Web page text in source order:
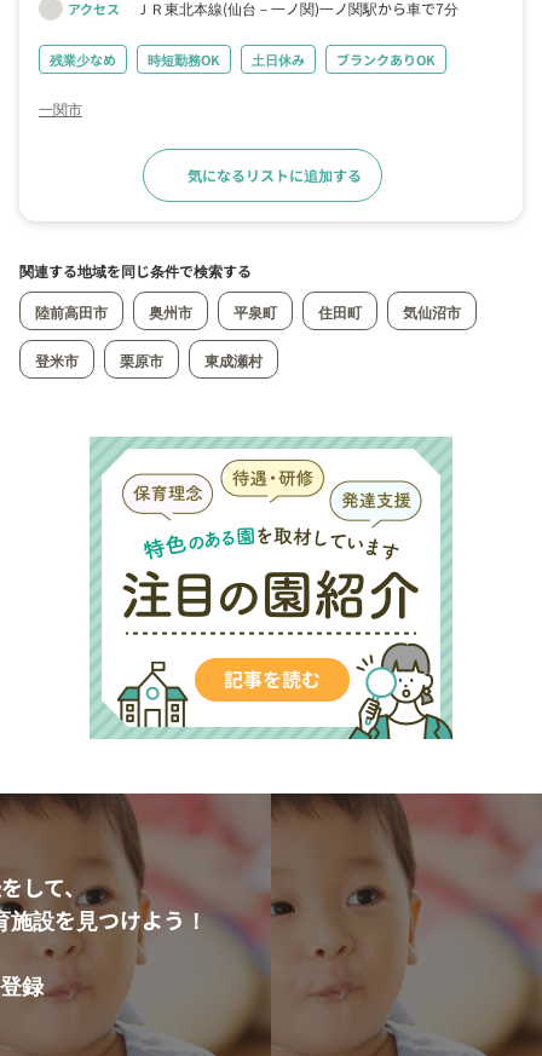
アクセス ＪＲ東北本線(仙台－一ノ関)一ノ関駅から車で7分
残業少なめ 時短勤務OK 土日休み ブランクありOK
一関市
気になるリストに追加する
関連する地域を同じ条件で検索する
陸前高田市
奥州市 平泉町 住田町 気仙沼市
登米市 栗原市 東成瀬村
して、
設を見つけよう！
録